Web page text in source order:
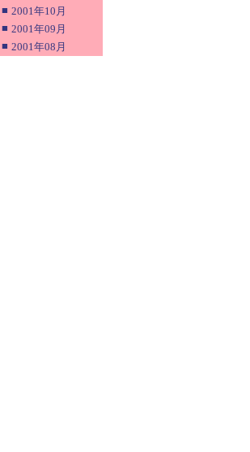
■ 2001年10月
■ 2001年09月
■ 2001年08月